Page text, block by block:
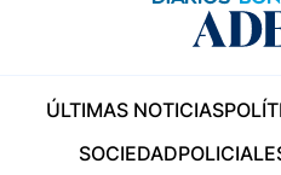
ÚLTIMAS NOTICIAS
SOCIEDAD